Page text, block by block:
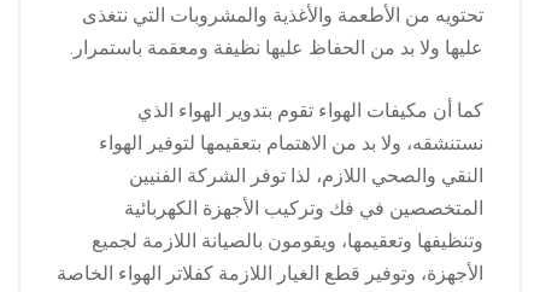
تحتويه من الأطعمة والأغذية والمشروبات التي نتغذى
عليها ولا بد من الحفاظ عليها نظيفة ومعقمة باستمرار.
كما أن مكيفات الهواء تقوم بتدوير الهواء الذي
نستنشقه، ولا بد من الاهتمام بتعقيمها لتوفير الهواء
النقي والصحي اللازم، لذا توفر الشركة الفنيين
المتخصصين في فك وتركيب الأجهزة الكهربائية
وتنظيفها وتعقيمها، ويقومون بالصيانة اللازمة لجميع
الأجهزة، وتوفير قطع الغيار اللازمة كفلاتر الهواء الخاصة